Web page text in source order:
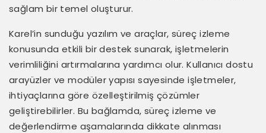
sağlam bir temel oluşturur.
Karel’in sunduğu yazılım ve araçlar, süreç izleme
konusunda etkili bir destek sunarak, işletmelerin
verimliliğini artırmalarına yardımcı olur. Kullanıcı dostu
arayüzler ve modüler yapısı sayesinde işletmeler,
ihtiyaçlarına göre özelleştirilmiş çözümler
geliştirebilirler. Bu bağlamda, süreç izleme ve
değerlendirme aşamalarında dikkate alınması